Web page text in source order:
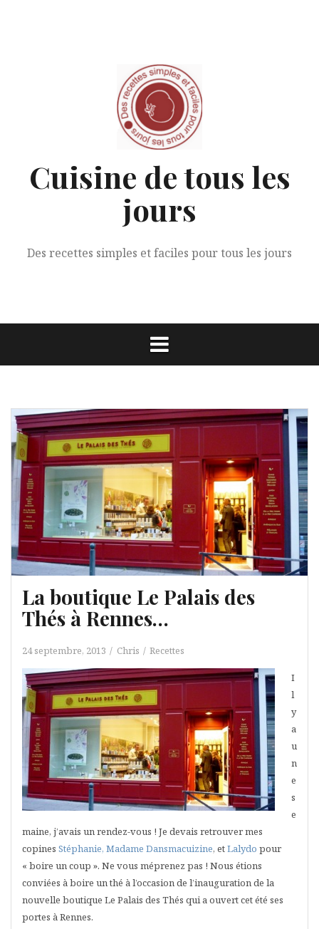
Cuisine de tous les
jours
Des recettes simples et faciles pour tous les jours
La boutique Le Palais des
Thés à Rennes…
24 septembre, 2013 Chris Recettes
I
l
y
a
u
n
e
s
e
maine, j’avais un rendez-vous ! Je devais retrouver mes
copines Stéphanie, Madame Dansmacuizine, etLalydo pour
« boire un coup ». Ne vous méprenez pas ! Nous étions
conviées à boire un thé à l’occasion de l’inauguration de la
nouvelle boutique Le Palais des Thés qui a ouvert cet été ses
portes à Rennes.